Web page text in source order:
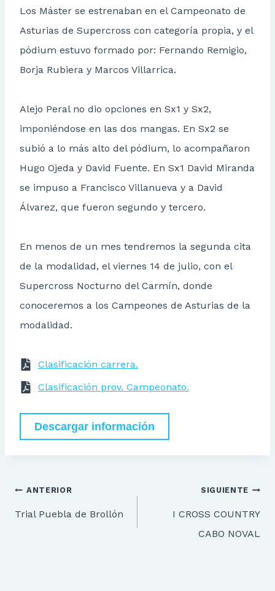
Los Máster se estrenaban en el Campeonato de
Asturias de Supercross con categoría propia, y el
pódium estuvo formado por: Fernando Remigio,
Borja Rubiera y Marcos Villarrica.
Alejo Peral no dio opciones en Sx1 y Sx2,
imponiéndose en las dos mangas. En Sx2 se
subió a lo más alto del pódium, lo acompañaron
Hugo Ojeda y David Fuente. En Sx1 David Miranda
se impuso a Francisco Villanueva y a David
Álvarez, que fueron segundo y tercero.
En menos de un mes tendremos la segunda cita
de la modalidad, el viernes 14 de julio, con el
Supercross Nocturno del Carmín, donde
conoceremos a los Campeones de Asturias de la
modalidad.
Clasifcación carrera.
Clasifcación prov. Campeonato.
Descargar información
Navegación
de
ANTERIOR
Trial Puebla de Brollón
SIGUIENTE
I CROSS COUNTRY
CABO NOVAL